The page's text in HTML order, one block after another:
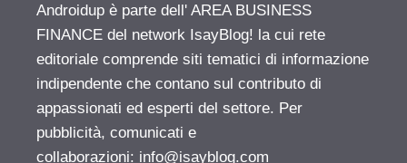
Androidup è parte dell' AREA BUSINESS
FINANCE del network IsayBlog! la cui rete
editoriale comprende siti tematici di informazione
indipendente che contano sul contributo di
appassionati ed esperti del settore. Per
pubblicità, comunicati e
collaborazioni: info@isayblog.com